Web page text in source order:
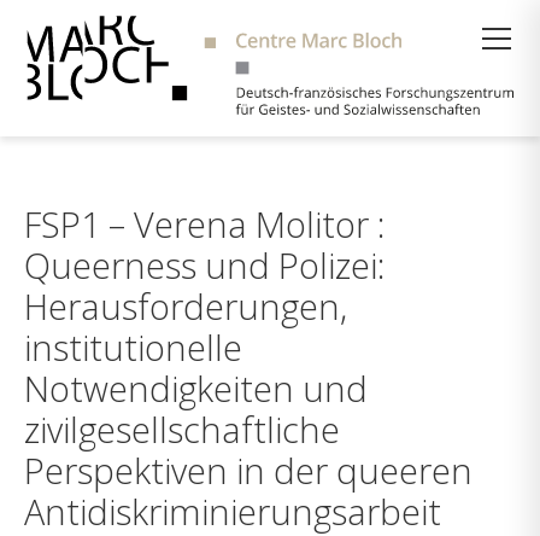
FSP1 – Verena Molitor :
Queerness und Polizei:
Herausforderungen,
institutionelle
Notwendigkeiten und
zivilgesellschaftliche
Perspektiven in der queeren
Antidiskriminierungsarbeit